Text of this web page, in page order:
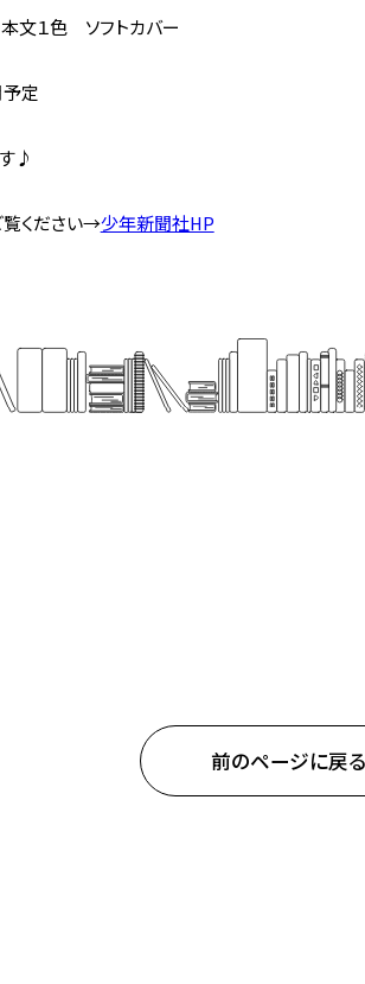
１色 ソフトカバー
定
♪
覧ください→少年新聞社HP
前のページに戻る